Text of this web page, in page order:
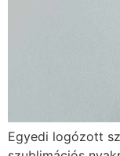
Egyedi logózott